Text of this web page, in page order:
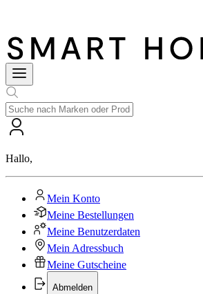
Hallo,
Mein Konto
Meine Bestellungen
Meine Benutzerdaten
Mein Adressbuch
Meine Gutscheine
Abmelden